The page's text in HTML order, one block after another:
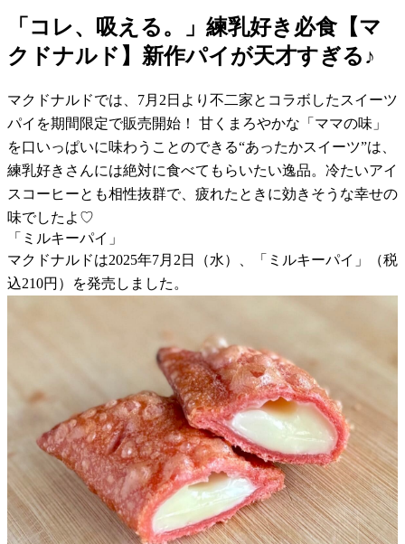
「コレ、吸える。」練乳好き必食【マ
クドナルド】新作パイが天才すぎる♪
マクドナルドでは、7月2日より不二家とコラボしたスイーツ
パイを期間限定で販売開始！ 甘くまろやかな「ママの味」
を口いっぱいに味わうことのできる“あったかスイーツ”は、
練乳好きさんには絶対に食べてもらいたい逸品。冷たいアイ
スコーヒーとも相性抜群で、疲れたときに効きそうな幸せの
味でしたよ♡
「ミルキーパイ」
マクドナルドは2025年7月2日（水）、「ミルキーパイ」（税
込210円）を発売しました。